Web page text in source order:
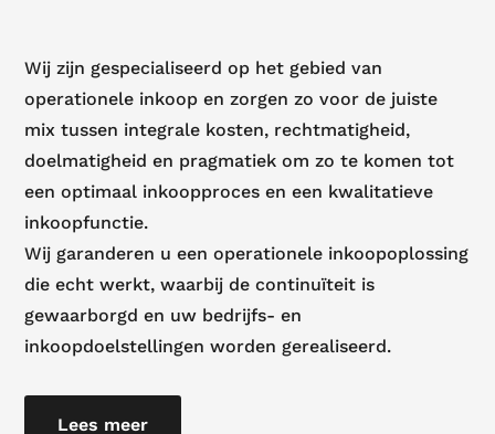
Wij zijn gespecialiseerd op het gebied van
operationele inkoop en zorgen zo voor de juiste
mix tussen integrale kosten, rechtmatigheid,
doelmatigheid en pragmatiek om zo te komen tot
een optimaal inkoopproces en een kwalitatieve
inkoopfunctie.
Wij garanderen u een operationele inkoopoplossing
die echt werkt, waarbij de continuïteit is
gewaarborgd en uw bedrijfs- en
inkoopdoelstellingen worden gerealiseerd.
Lees meer